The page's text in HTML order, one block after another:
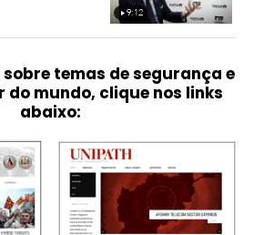
Video
duration
9
9:12
temas de segurança e
do mundo, clique nos links
abaixo: